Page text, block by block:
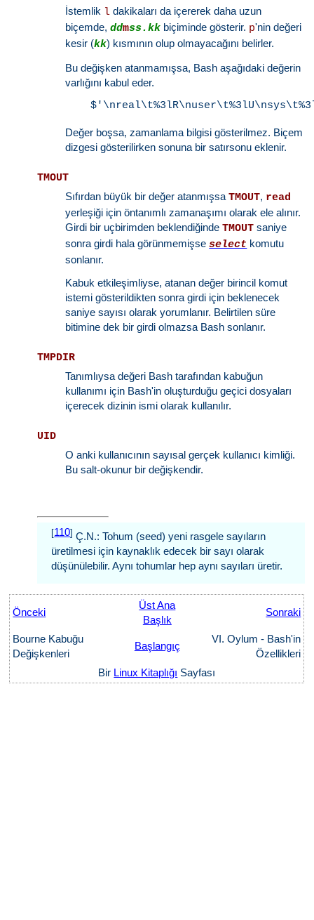
İstemlik l dakikaları da içererek daha uzun
biçemde,ddmss.kk biçiminde gösterir. p'nin değeri
kesir (kk) kısmının olup olmayacağını belirler.
Bu değişken atanmamışsa, Bash aşağıdaki değerin
varlığını kabul eder.
Değer boşsa, zamanlama bilgisi gösterilmez. Biçem
dizgesi gösterilirken sonuna bir satırsonu eklenir.
TMOUT
Sıfırdan büyük bir değer atanmışsaTMOUT, read
yerleşiği için öntanımlı zamanaşımı olarak ele alınır.
Girdi bir uçbirimden beklendiğindeTMOUT saniye
sonra girdi hala görünmemişseselect komutu
sonlanır.
Kabuk etkileşimliyse, atanan değer birincil komut
istemi gösterildikten sonra girdi için beklenecek
saniye sayısı olarak yorumlanır. Belirtilen süre
bitimine dek bir girdi olmazsa Bash sonlanır.
TMPDIR
Tanımlıysa değeri Bash tarafından kabuğun
kullanımı için Bash'in oluşturduğu geçici dosyaları
içerecek dizinin ismi olarak kullanılır.
UID
O anki kullanıcının sayısal gerçek kullanıcı kimliği.
Bu salt-okunur bir değişkendir.
110 ]Ç.N.: Tohum (seed) yeni rasgele sayıların
üretilmesi için kaynaklık edecek bir sayı olarak
düşünülebilir. Aynı tohumlar hep aynı sayıları üretir.
Önceki
Üst Ana
Başlık
Sonraki
Bourne Kabuğu
Değişkenleri
Başlangıç
VI. Oylum - Bash'in
Özellikleri
Bir Linux Kitaplığı Sayfası